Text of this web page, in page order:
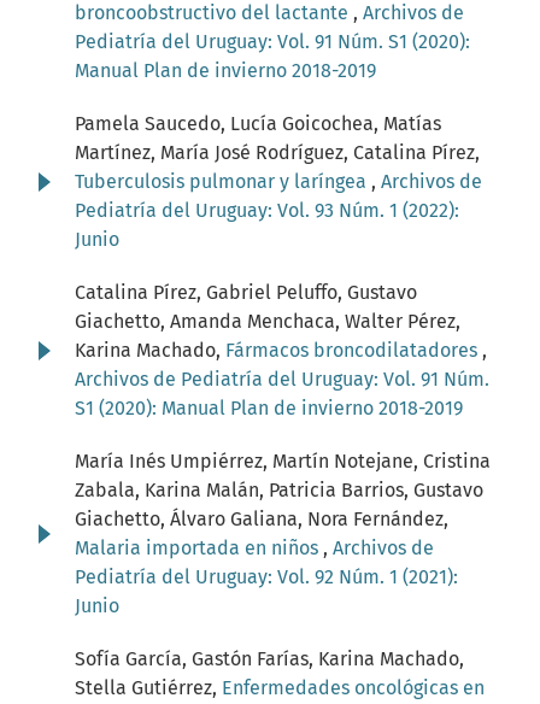
broncoobstructivo del lactante , Archivos de
Pediatría del Uruguay: Vol. 91 Núm. S1 (2020):
Manual Plan de invierno 2018-2019
Pamela Saucedo, Lucía Goicochea, Matías
Martínez, María José Rodríguez, Catalina Pírez,
Tuberculosis pulmonar y laríngea , Archivos de
Pediatría del Uruguay: Vol. 93 Núm. 1 (2022):
Junio
Catalina Pírez, Gabriel Peluffo, Gustavo
Giachetto, Amanda Menchaca, Walter Pérez,
Karina Machado, Fármacos broncodilatadores ,
Archivos de Pediatría del Uruguay: Vol. 91 Núm.
S1 (2020): Manual Plan de invierno 2018-2019
María Inés Umpiérrez, Martín Notejane, Cristina
Zabala, Karina Malán, Patricia Barrios, Gustavo
Giachetto, Álvaro Galiana, Nora Fernández,
Malaria importada en niños , Archivos de
Pediatría del Uruguay: Vol. 92 Núm. 1 (2021):
Junio
Sofía García, Gastón Farías, Karina Machado,
Stella Gutiérrez, Enfermedades oncológicas en